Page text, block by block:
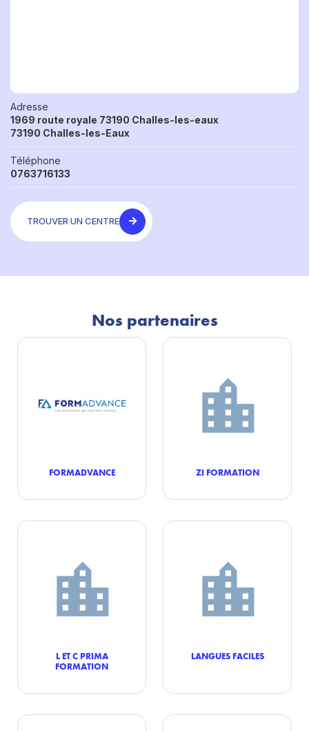
Adresse
1969 route royale 73190 Challes-les-eaux
73190 Challes-les-Eaux
Téléphone
0763716133
TROUVER UN CENTRE
Nos partenaires
FORMADVANCE ZI FORMATION
L ET C PRIMA
FORMATION
LANGUES FACILES